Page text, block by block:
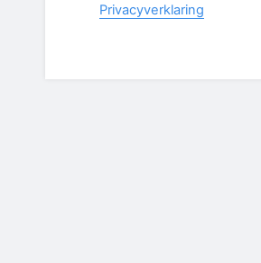
Privacyverklaring